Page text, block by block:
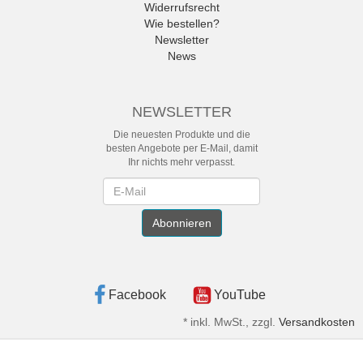
Widerrufsrecht
Wie bestellen?
Newsletter
News
NEWSLETTER
Die neuesten Produkte und die
besten Angebote per E-Mail, damit
Ihr nichts mehr verpasst.
Abonnieren
Facebook YouTube
* inkl. MwSt., zzgl. Versandkosten